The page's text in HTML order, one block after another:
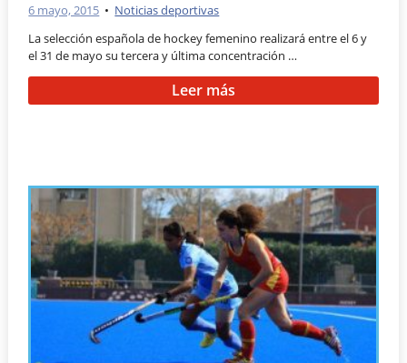
6 mayo, 2015 • Noticias deportivas
La selección española de hockey femenino realizará entre el 6 y
el 31 de mayo su tercera y última concentración …
Leer más